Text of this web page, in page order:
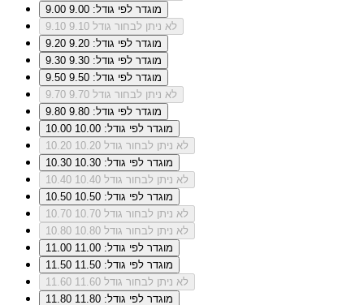
9.00
מוגדר לפי גודל: 9.00
9.10
לא ניתן לבחור גודל 9.10
9.20
מוגדר לפי גודל: 9.20
9.30
מוגדר לפי גודל: 9.30
9.50
מוגדר לפי גודל: 9.50
9.70
לא ניתן לבחור גודל 9.70
9.80
מוגדר לפי גודל: 9.80
10.00
מוגדר לפי גודל: 10.00
10.20
לא ניתן לבחור גודל 10.20
10.30
מוגדר לפי גודל: 10.30
10.40
לא ניתן לבחור גודל 10.40
10.50
מוגדר לפי גודל: 10.50
10.70
לא ניתן לבחור גודל 10.70
10.80
לא ניתן לבחור גודל 10.80
11.00
מוגדר לפי גודל: 11.00
11.50
מוגדר לפי גודל: 11.50
11.60
לא ניתן לבחור גודל 11.60
11.80
מוגדר לפי גודל: 11.80